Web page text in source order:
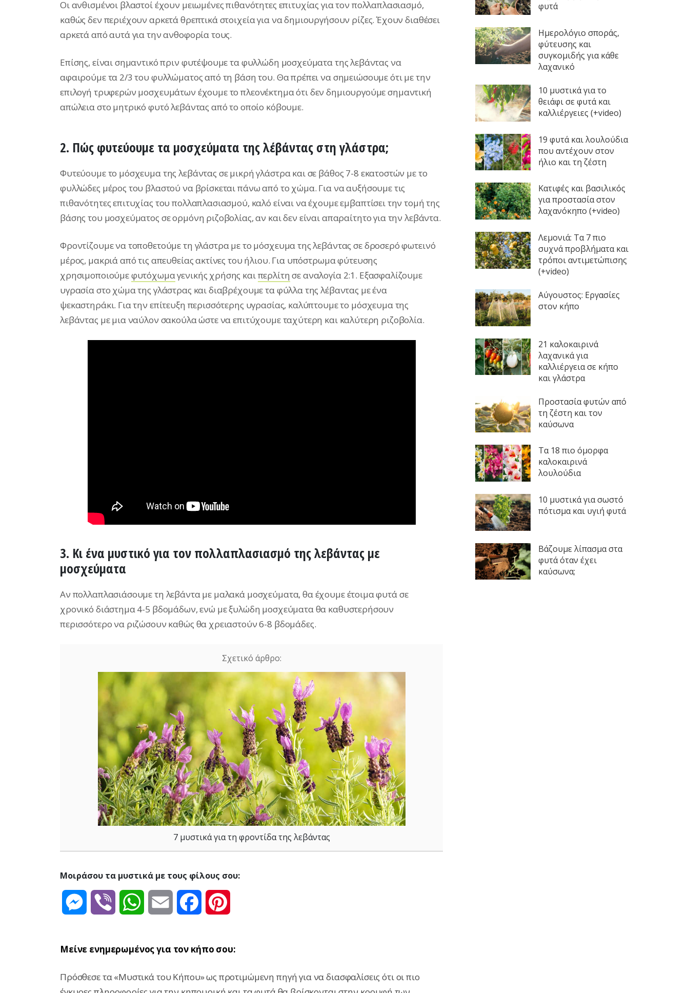
Οι ανθισμένοι βλαστοί έχουν μειωμένες πιθανότητες επιτυχίας για τον πολλαπλασιασμό,
καθώς δεν περιέχουν αρκετά θρεπτικά στοιχεία για να δημιουργήσουν ρίζες. Έχουν διαθέσει
αρκετά από αυτά για την ανθοφορία τους.
Επίσης, είναι σημαντικό πριν φυτέψουμε τα φυλλώδη μοσχεύματα της λεβάντας να
αφαιρούμε τα 2/3 του φυλλώματος από τη βάση του. Θα πρέπει να σημειώσουμε ότι με την
επιλογή τρυφερών μοσχευμάτων έχουμε το πλεονέκτημα ότι δεν δημιουργούμε σημαντική
απώλεια στο μητρικό φυτό λεβάντας από το οποίο κόβουμε.
2. Πώς φυτεύουμε τα μοσχεύματα της λέβάντας στη γλάστρα;
Φυτεύουμε το μόσχευμα της λεβάντας σε μικρή γλάστρα και σε βάθος 7-8 εκατοστών με το
φυλλώδες μέρος του βλαστού να βρίσκεται πάνω από το χώμα. Για να αυξήσουμε τις
πιθανότητες επιτυχίας του πολλαπλασιασμού, καλό είναι να έχουμε εμβαπτίσει την τομή της
βάσης του μοσχεύματος σε ορμόνη ριζοβολίας, αν και δεν είναι απαραίτητο για την λεβάντα.
Φροντίζουμε να τοποθετούμε τη γλάστρα με το μόσχευμα της λεβάντας σε δροσερό φωτεινό
μέρος, μακριά από τις απευθείας ακτίνες του ήλιου. Για υπόστρωμα φύτευσης
χρησιμοποιούμεφυτόχωμαγενικής χρήσης καιπερλίτη σε αναλογία 2:1. Εξασφαλίζουμε
υγρασία στο χώμα της γλάστρας και διαβρέχουμε τα φύλλα της λέβαντας με ένα
ψεκαστηράκι. Για την επίτευξη περισσότερης υγρασίας, καλύπτουμε το μόσχευμα της
λεβάντας με μια ναύλον σακούλα ώστε να επιτύχουμε ταχύτερη και καλύτερη ριζοβολία.
3. Κι ένα μυστικό για τον πολλαπλασιασμό της λεβάντας με
μοσχεύματα
Αν πολλαπλασιάσουμε τη λεβάντα με μαλακά μοσχεύματα, θα έχουμε έτοιμα φυτά σε
χρονικό διάστημα 4-5 βδομάδων, ενώ με ξυλώδη μοσχεύματα θα καθυστερήσουν
περισσότερο να ριζώσουν καθώς θα χρειαστούν 6-8 βδομάδες.
7 μυστικά για τη φροντίδα της λεβάντας
Μοιράσου τα μυστικά με τους φίλους σου:
Messenger
Viber WhatsAppEmail Facebook
Μείνε ενημερωμένος για τον κήπο σου:
Πρόσθεσε τα «Μυστικά του Κήπου» ως προτιμώμενη πηγή για να διασφαλίσεις ότι οι πιο
φυτά
Ημερολόγιο σποράς,
φύτευσης και
συγκομιδής για κάθε
λαχανικό
10 μυστικά για το
θειάφι σε φυτά και
καλλιέργειες (+video)
19 φυτά και λουλούδια
που αντέχουν στον
ήλιο και τη ζέστη
Κατιφές και βασιλικός
για προστασία στον
λαχανόκηπο (+video)
Λεμονιά: Τα 7 πιο
συχνά προβλήματα και
τρόποι αντιμετώπισης
(+video)
Αύγουστος: Εργασίες
στον κήπο
21 καλοκαιρινά
λαχανικά για
καλλιέργεια σε κήπο
και γλάστρα
Προστασία φυτών από
τη ζέστη και τον
καύσωνα
Τα 18 πιο όμορφα
καλοκαιρινά
λουλούδια
10 μυστικά για σωστό
πότισμα και υγιή φυτά
Βάζουμε λίπασμα στα
φυτά όταν έχει
καύσωνα;